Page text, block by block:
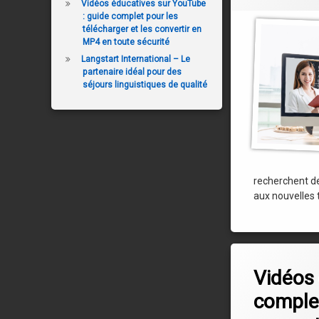
recherchent
aux nouvelles
Vidéos
Vidéos éducatives sur YouTube
: guide complet pour les
télécharger et les convertir en
MP4 en toute sécurité
Langstart International – Le
partenaire idéal pour des
séjours linguistiques de qualité